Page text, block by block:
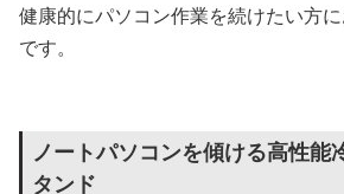
健康的にパソコン作業を続けたい方
です。
ノートパソコンを傾ける高性能
タンド